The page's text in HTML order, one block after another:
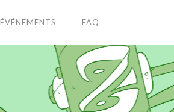
ÉVÉNEMENTS FAQ